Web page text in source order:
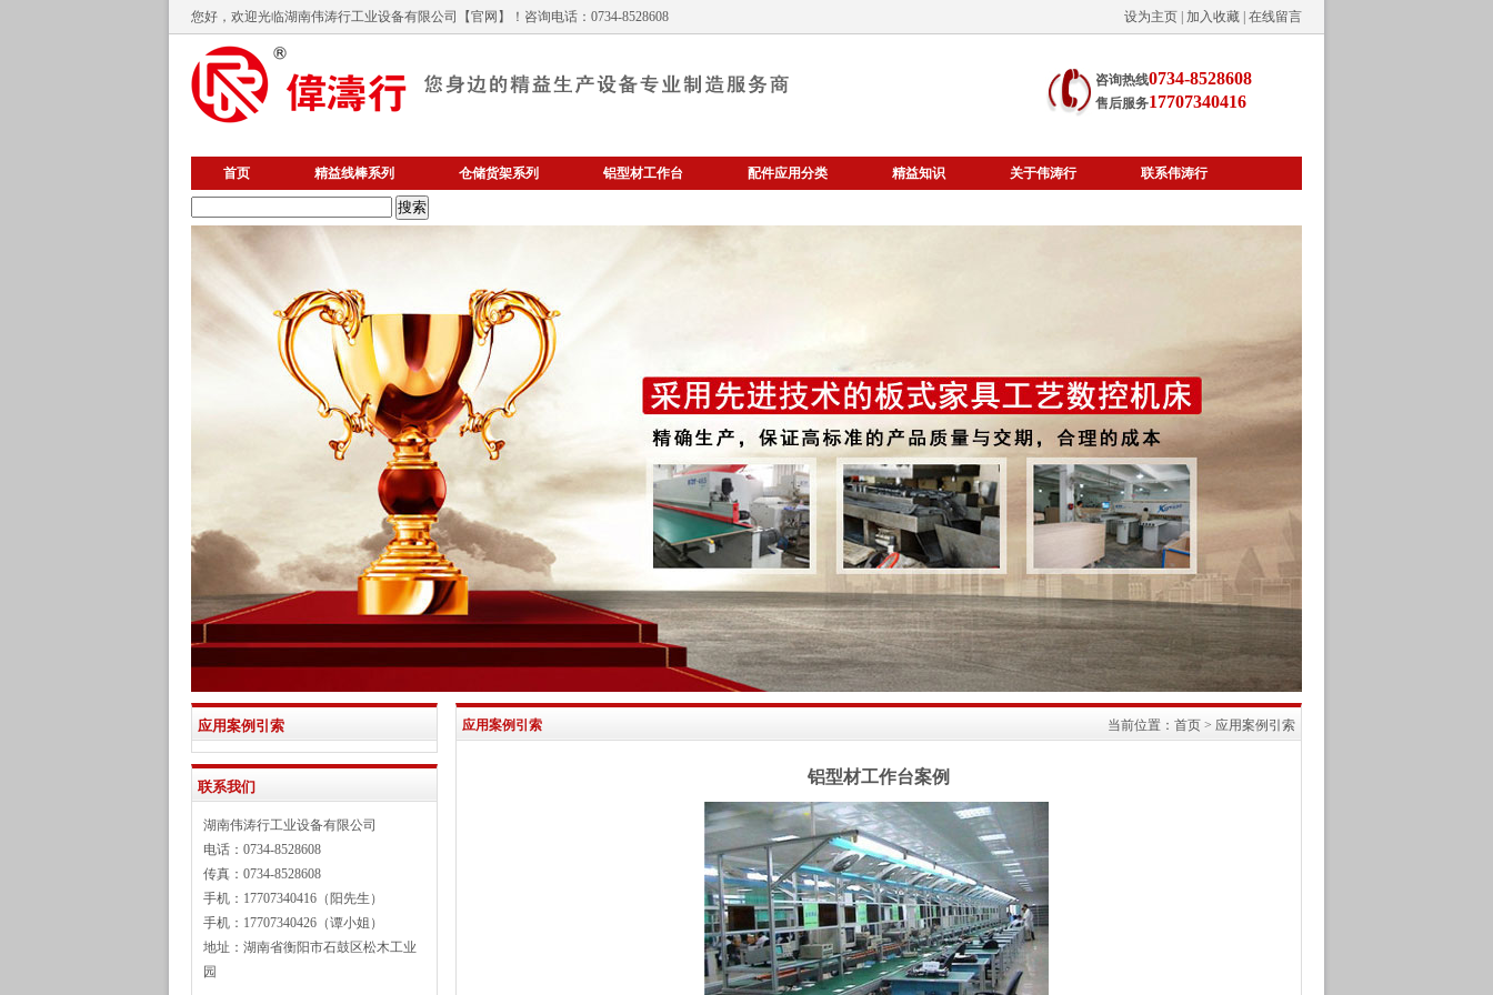
您好，欢迎光临湖南伟涛行工业设备有限公司 【官网】！咨询电话：0734-8528608 设为主页 加入收藏 在线留言
咨询热线0734-8528608
售后服务17707340416
首页 精益线棒系列 仓储货架系列 铝型材工作台 配件应用分类 精益知识 关于伟涛行 联系伟涛行
应用案例引索
联系我们
湖南伟涛行工业设备有限公司
电话：0734-8528608
传真：0734-8528608
手机：17707340416（阳先生）
手机：17707340426（谭小姐）
地址：湖南省衡阳市石鼓区松木工业
园
应用案例引索 当前位置： 首页 > 应用案例引索
铝型材工作台案例